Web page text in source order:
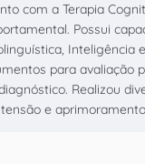
com a Terapia
Possui
Inteligência
para avaliação
Realizou
e